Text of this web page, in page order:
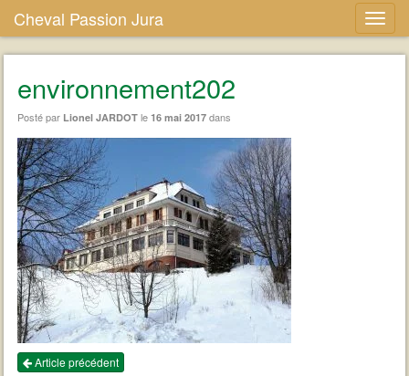
Cheval Passion Jura
environnement202
Posté par Lionel JARDOT le16 mai 2017 dans
Article précédent